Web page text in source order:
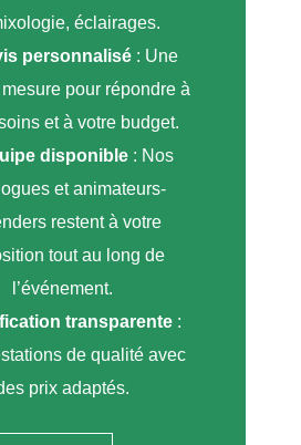
éclairages.
personnalisé : Une
pour répondre à
et à votre budget.
disponible: Nos
et animateurs-
restent à votre
tout au long de
l’événement.
transparente:
de qualité avec
prix adaptés.